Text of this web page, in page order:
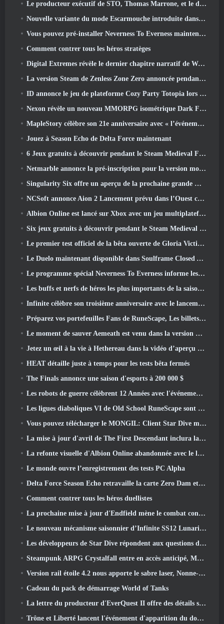
Le producteur exécutif de STO, Thomas Marrone, et le directeur créatif de Neverwinter, Randy Mosiondz, discutent des jeux et de l'avenir de Cryptic.
Nouvelle variante du mode Escarmouche introduite dans le dernier acte de Valorant
Vous pouvez pré-installer Neverness To Everness maintenant
Comment contrer tous les héros stratèges
Digital Extremes révèle le dernier chapitre narratif de Warframe avec un nouveau short d'anime
La version Steam de Zenless Zone Zero annoncée pendant la version 2.8 Programme spécial
ID annonce le jeu de plateforme Cozy Party Totopia lors de la vitrine Xbox, Lance le recrutement bêta
Nexon révèle un nouveau MMORPG isométrique Dark Fantasy, Braises des sans couronne
MapleStory célèbre son 21e anniversaire avec « l’événement de l’Université Maple »
Jouez à Season Echo de Delta Force maintenant
6 Jeux gratuits à découvrir pendant le Steam Medieval Fest
Netmarble annonce la pré-inscription pour la version mondiale du MMORPG de science-fiction RF Online Next
Singularity Six offre un aperçu de la prochaine grande mise à jour de Palia The Royal Highlands
NCSoft annonce Aion 2 Lancement prévu dans l’Ouest cette année
Albion Online est lancé sur Xbox avec un jeu multiplateforme complet
Six jeux gratuits à découvrir pendant le Steam Medieval Fest
Le premier test officiel de la bêta ouverte de Gloria Victis démarre aujourd’hui
Le Duelo maintenant disponible dans Soulframe Closed Alpha
Le programme spécial Neverness To Everness informe les joueurs de ce à quoi s'attendre lors des lancements
Les buffs et nerfs de héros les plus importants de la saison 7.5
Infinite célèbre son troisième anniversaire avec le lancement de Lunaria SS12 aujourd'hui
Préparez vos portefeuilles Fans de RuneScape, Les billets pour le RuneFest sont sur le point d'être mis en vente
Le moment de sauver Aemeath est venu dans la version Wuthering Waves 3.3 Mise à jour
Jetez un œil à la vie à Hethereau dans la vidéo d’aperçu du gameplay du lancement de Neverness To Everness
HEAT détaille juste à temps pour les tests bêta fermés
The Finals annonce une saison d'esports à 200 000 $
Les robots de guerre célèbrent 12 Années avec l'événement Martian Robotic Games
Les ligues diaboliques VI de Old School RuneScape sont lancées aujourd'hui
Vous pouvez télécharger le MONGIL: Client Star Dive maintenant
La mise à jour d'avril de The First Descendant inclura la version bêta du nouveau contenu Endgame
La refonte visuelle d'Albion Online abandonnée avec le lancement de la mise à jour Radiant Wilds aujourd'hui
Le monde ouvre l’enregistrement des tests PC Alpha
Delta Force Season Echo retravaille la carte Zero Dam et étend le gameplay des opérations
Comment contrer tous les héros duellistes
La prochaine mise à jour d'Endfield mène le combat contre Nefarith
Le nouveau mécanisme saisonnier d’Infinite SS12 Lunaria est l’un des « plus gros ajouts » au jeu
Les développeurs de Star Dive répondent aux questions des joueurs dans un livestream surprise
Steampunk ARPG Crystalfall entre en accès anticipé, Mais pas sans quelques défauts
Version rail étoile 4.2 nous apporte le sabre laser, Nonne-mandrin, Batteur pionnier et un émanateur d’exaltation
Cadeau du pack de démarrage World of Tanks
La lettre du producteur d'EverQuest II offre des détails sur le serveur d'extension verrouillé dans le temps
Trône et Liberté lancent l'événement d'apparition du double archboss